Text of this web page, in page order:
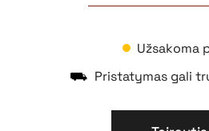
Užsakoma
⛟ Pristatymas gali